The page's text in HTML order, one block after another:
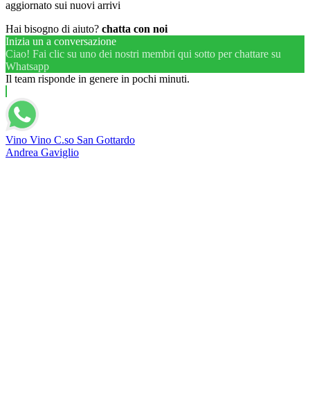
aggiornato sui nuovi arrivi
Hai bisogno di aiuto? chatta con noi
Inizia un a conversazione
Ciao! Fai clic su uno dei nostri membri qui sotto per chattare su
Whatsapp
Il team risponde in genere in pochi minuti.
Vino Vino C.so San Gottardo
Andrea Gaviglio